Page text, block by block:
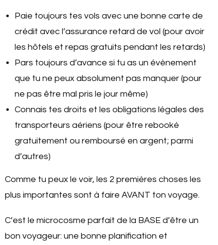
Paie toujours tes vols avec une bonne carte de
crédit avec l’assurance retard de vol (pour avoir
les hôtels et repas gratuits pendant les retards)
Pars toujours d’avance si tu as un évènement
que tu ne peux absolument pas manquer (pour
ne pas être mal pris le jour même)
Connais tes droits et les obligations légales des
transporteurs aériens (pour être rebooké
gratuitement ou remboursé en argent; parmi
d’autres)
Comme tu peux le voir, les 2 premières choses les
plus importantes sont à faire AVANT ton voyage.
C’est le microcosme parfait de la BASE d’être un
bon voyageur: une bonne planification et